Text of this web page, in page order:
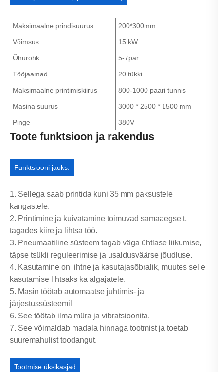
Maksimaalne prindisuurus 200*300mm
Võimsus 15 kW
Õhurõhk 5-7par
Tööjaamad 20 tükki
Maksimaalne printimiskiirus 800-1000 paari tunnis
Masina suurus 3000 * 2500 * 1500 mm
Pinge 380V
Toote funktsioon ja rakendus
Funktsiooni jaoks:
1. Sellega saab printida kuni 35 mm paksustele
kangastele.
2. Printimine ja kuivatamine toimuvad samaaegselt,
tagades kiire ja lihtsa töö.
3. Pneumaatiline süsteem tagab väga ühtlase liikumise,
täpse tsükli reguleerimise ja usaldusväärse jõudluse.
4. Kasutamine on lihtne ja kasutajasõbralik, muutes selle
kasutamise lihtsaks ka algajatele.
5. Masin töötab automaatse juhtimis- ja
järjestussüsteemil.
6. See töötab ilma müra ja vibratsioonita.
7. See võimaldab madala hinnaga tootmist ja toetab
suuremahulist toodangut.
Tootmise üksikasjad